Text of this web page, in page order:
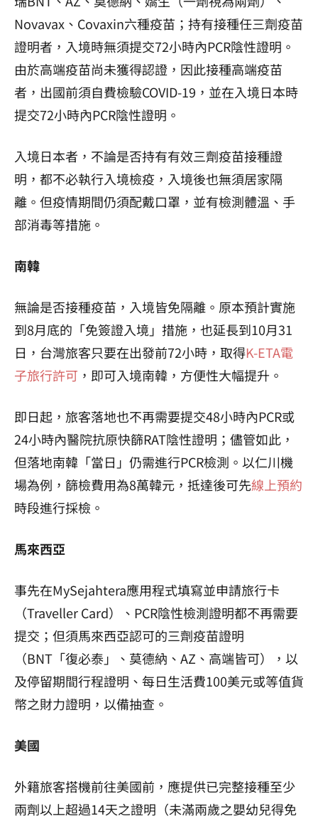
Novavax、Covaxin六種疫苗；持有接種任三劑疫苗
證明者，入境時無須提交72小時內PCR陰性證明。
由於高端疫苗尚未獲得認證，因此接種高端疫苗
者，出國前須自費檢驗COVID-19，並在入境日本時
提交72小時內PCR陰性證明。
入境日本者，不論是否持有有效三劑疫苗接種證
明，都不必執行入境檢疫，入境後也無須居家隔
離。但疫情期間仍須配戴口罩，並有檢測體溫、手
部消毒等措施。
南韓
無論是否接種疫苗，入境皆免隔離。原本預計實施
到8月底的「免簽證入境」措施，也延長到10月31
日，台灣旅客只要在出發前72小時，取得K-ETA電
子旅行許可 ，即可入境南韓，方便性大幅提升。
即日起，旅客落地也不再需要提交48小時內PCR或
24小時內醫院抗原快篩RAT陰性證明；儘管如此，
但落地南韓「當日」仍需進行PCR檢測。以仁川機
場為例，篩檢費用為8萬韓元，抵達後可先線上預約
時段進行採檢。
馬來西亞
事先在MySejahtera應用程式填寫並申請旅行卡
（Traveller Card）、PCR陰性檢測證明都不再需要
提交；但須馬來西亞認可的三劑疫苗證明
（BNT「復必泰」、莫德納、AZ、高端皆可），以
及停留期間行程證明、每日生活費100美元或等值貨
幣之財力證明，以備抽查。
美國
外籍旅客搭機前往美國前，應提供已完整接種至少
兩劑以上超過14天之證明（未滿兩歲之嬰幼兒得免